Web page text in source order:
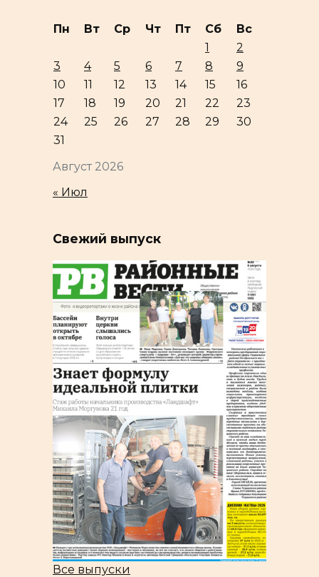
Август 2026
Пн Вт Ср Чт Пт Сб
Вс
1
2
3
4 5 6 7 8
9
10
11 12 13 14 15
16
17
18 19 20 21 22
23
24
25 26 27 28 29
30
31
« Июл
Свежий выпуск
Все выпуски